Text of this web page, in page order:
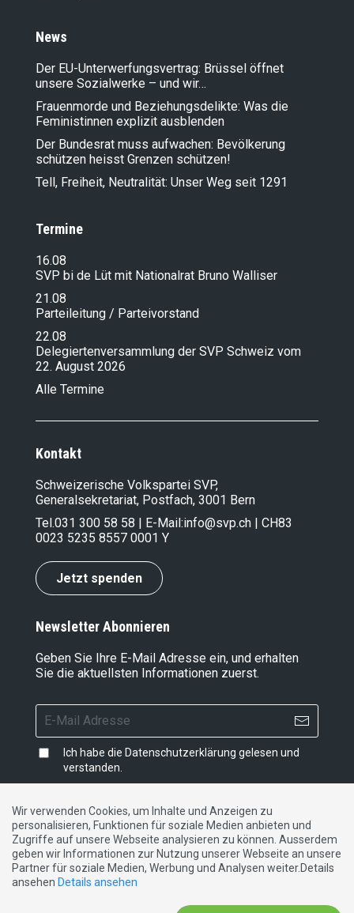
News
Der EU-Unterwerfungsvertrag: Brüssel öffnet
unsere Sozialwerke – und wir…
Frauenmorde und Beziehungsdelikte: Was die
Feministinnen explizit ausblenden
Der Bundesrat muss aufwachen: Bevölkerung
schützen heisst Grenzen schützen!
Tell, Freiheit, Neutralität: Unser Weg seit 1291
Termine
16.08
SVP bi de Lüt mit Nationalrat Bruno Walliser
21.08
Parteileitung / Parteivorstand
22.08
Delegiertenversammlung der SVP Schweiz vom
22. August 2026
Alle Termine
Kontakt
Schweizerische Volkspartei SVP,
Generalsekretariat, Postfach, 3001 Bern
Tel.031 300 58 58 | E-Mail:info@svp.ch | CH83
0023 5235 8557 0001 Y
Jetzt spenden
Newsletter Abonnieren
Geben Sie Ihre E-Mail Adresse ein, und erhalten
Sie die aktuellsten Informationen zuerst.
Ich habe die Datenschutzerklärung gelesen und
verstanden.
Impressum |Datenschutzerklärung|Kontakt
DE FR IT
Wir verwenden Cookies, um Inhalte und Anzeigen zu
personalisieren, Funktionen für soziale Medien anbieten und
Zugriffe auf unsere Webseite analysieren zu können. Ausserdem
geben wir Informationen zur Nutzung unserer Webseite an unsere
Partner für soziale Medien, Werbung und Analysen weiter.Details
ansehen Details ansehen